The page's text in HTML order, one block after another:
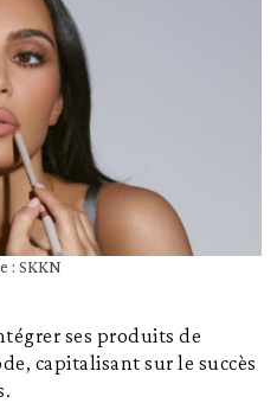
: SKKN
ses produits de
capitalisant sur le succès